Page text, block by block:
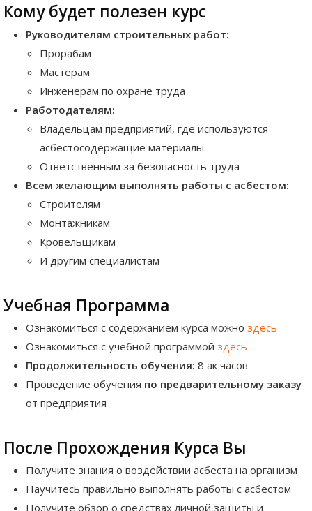
Кому будет полезен курс
Руководителям строительных работ:
Прорабам
Мастерам
Инженерам по охране труда
Работодателям:
Владельцам предприятий, где используются
асбестосодержащие материалы
Ответственным за безопасность труда
Всем желающим выполнять работы с асбестом:
Строителям
Монтажникам
Кровельщикам
И другим специалистам
Учебная Программа
Ознакомиться с содержанием курса можно здесь
Ознакомиться с учебной программой здесь
Продолжительность обучения: 8 ак часов
Проведение обучения по предварительному заказу
от предприятия
После Прохождения Курса Вы
Получите знания о воздействии асбеста на организм
Научитесь правильно выполнять работы с асбестом
Получите обзор о средствах личной защиты и